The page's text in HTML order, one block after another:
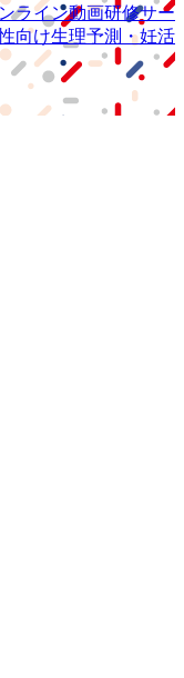
ライン動画研修サー
向け生理予測・妊活